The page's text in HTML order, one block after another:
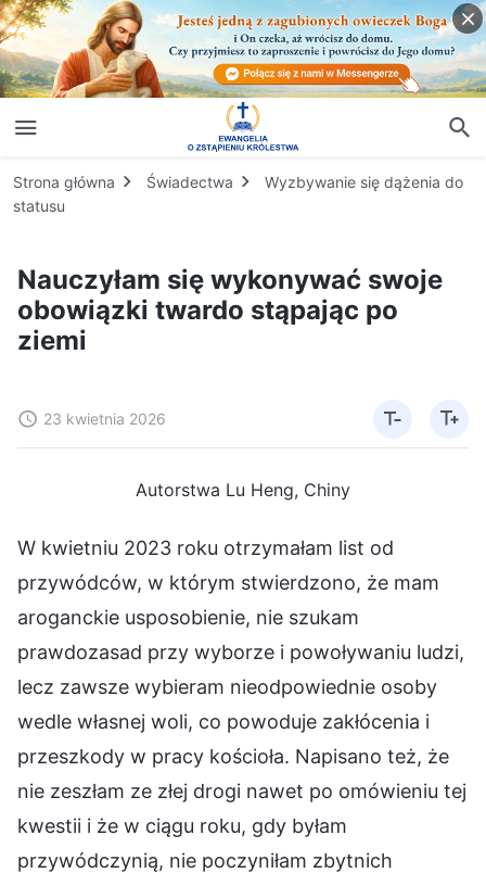
Strona główna Świadectwa
Wyzbywanie się dążenia do
statusu
Nauczyłam się wykonywać swoje
obowiązki twardo stąpając po
ziemi
23 kwietnia 2026
Autorstwa Lu Heng, Chiny
W kwietniu 2023 roku otrzymałam list od
przywódców, w którym stwierdzono, że mam
aroganckie usposobienie, nie szukam
prawdozasad przy wyborze i powoływaniu ludzi,
lecz zawsze wybieram nieodpowiednie osoby
wedle własnej woli, co powoduje zakłócenia i
przeszkody w pracy kościoła. Napisano też, że
nie zeszłam ze złej drogi nawet po omówieniu tej
kwestii i że w ciągu roku, gdy byłam
przywódczynią, nie poczyniłam zbytnich